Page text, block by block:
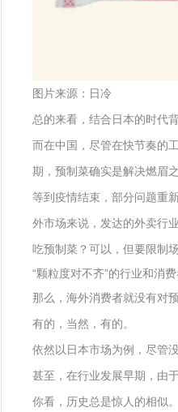
图片来源：日冷
总的来看，结合日本的时代
而在中国，尽管在快节奏的
期，预制菜确实是解决燃眉
等到疫情结束，部分问题重
外市场来说，发达的外卖行
吃预制菜？可以，但要限制
“颗粒度对不齐”的行业和消
那么，海外消费者就没有对
有的，当然，有的。
依然以日本市场为例，尽管
甚至，在行业发展早期，由
你看，历史总是惊人的相似。